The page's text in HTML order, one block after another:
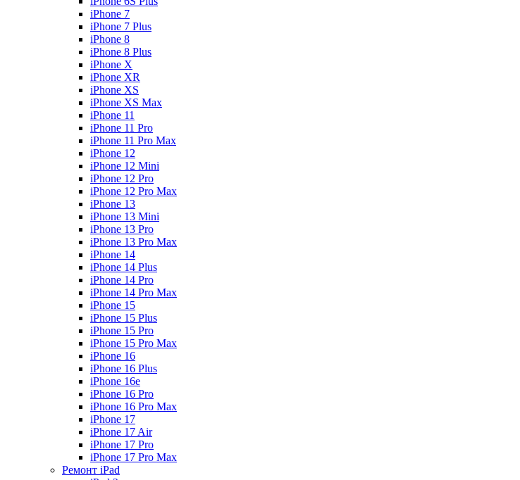
iPhone 7
iPhone 7 Plus
iPhone 8
iPhone 8 Plus
iPhone X
iPhone XR
iPhone XS
iPhone XS Max
iPhone 11
iPhone 11 Pro
iPhone 11 Pro Max
iPhone 12
iPhone 12 Mini
iPhone 12 Pro
iPhone 12 Pro Max
iPhone 13
iPhone 13 Mini
iPhone 13 Pro
iPhone 13 Pro Max
iPhone 14
iPhone 14 Plus
iPhone 14 Pro
iPhone 14 Pro Max
iPhone 15
iPhone 15 Plus
iPhone 15 Pro
iPhone 15 Pro Max
iPhone 16
iPhone 16 Plus
iPhone 16e
iPhone 16 Pro
iPhone 16 Pro Max
iPhone 17
iPhone 17 Air
iPhone 17 Pro
iPhone 17 Pro Max
Ремонт iPad